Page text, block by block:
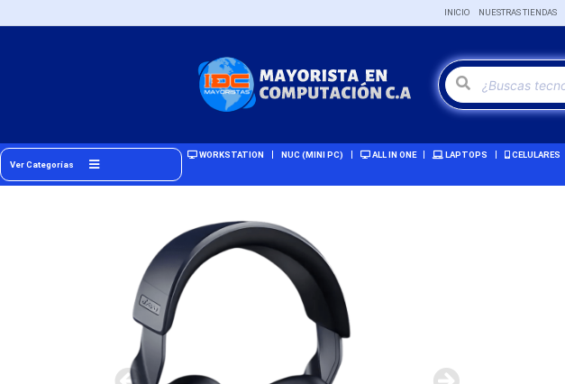
INICIO NUESTRAS TIENDAS
Ver Categorías
WORKSTATION NUC (MINI PC) ALL IN ONE LAPTOPS CELULARES